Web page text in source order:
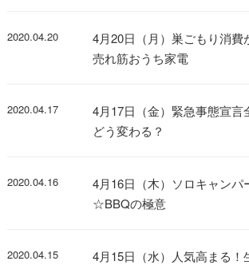
2020.04.20
4月20日（月）巣ごもり消費
売れ筋おうち家電
2020.04.17
4月17日（金）緊急事態宣言
どう変わる？
2020.04.16
4月16日（木）ソロキャンパ
☆BBQの極意
2020.04.15
4月15日（水）人気高まる！